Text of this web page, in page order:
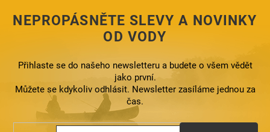
v
k
y
ý
p
i
s
u
NEPROPÁSNĚTE SLEVY A NOVINKY
OD VODY
Přihlaste se do našeho newsletteru a budete o všem vědět
jako první.
Můžete se kdykoliv odhlásit. Newsletter zasíláme jednou za
čas.